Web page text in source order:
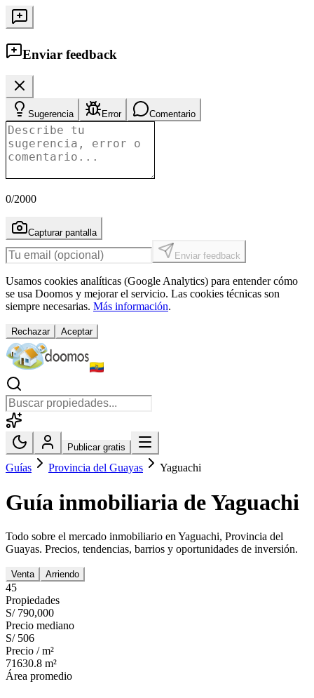
Enviar feedback
Sugerencia Error Comentario
0/2000
Capturar pantalla
Enviar feedback
Usamos cookies analíticas (Google Analytics) para entender cómo
se usa Doomos y mejorar el servicio. Las cookies técnicas son
siempre necesarias. Más información.
Rechazar Aceptar
Publicar gratis
Guías Provincia del Guayas Yaguachi
Guía inmobiliaria deYaguachi
Todo sobre el mercado inmobiliario en Yaguachi, Provincia del
Guayas. Precios, tendencias, barrios y oportunidades de inversión.
Venta Arriendo
45
Propiedades
S/ 790,000
Precio mediano
S/ 506
Precio / m²
71630.8 m²
Área promedio